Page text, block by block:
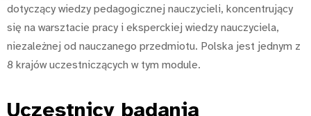
dotyczący wiedzy pedagogicznej nauczycieli, koncentrujący
się na warsztacie pracy i eksperckiej wiedzy nauczyciela,
niezależnej od nauczanego przedmiotu. Polska jest jednym z
8 krajów uczestniczących w tym module.
Uczestnicy badania